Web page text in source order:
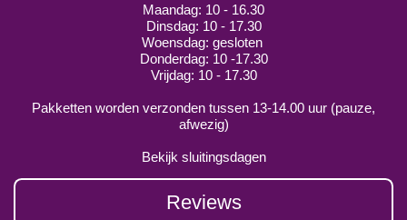
Maandag: 10 - 16.30
Dinsdag: 10 - 17.30
Woensdag: gesloten
Donderdag: 10 -17.30
Vrijdag: 10 - 17.30
Pakketten worden verzonden tussen 13-14.00 uur (pauze,
afwezig)
Bekijk sluitingsdagen
Reviews